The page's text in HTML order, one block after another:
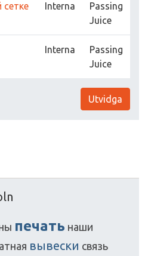
сетке Interna
Passing
Juice
Interna
Passing
Juice
Utvidga
печать наши
вывески связь